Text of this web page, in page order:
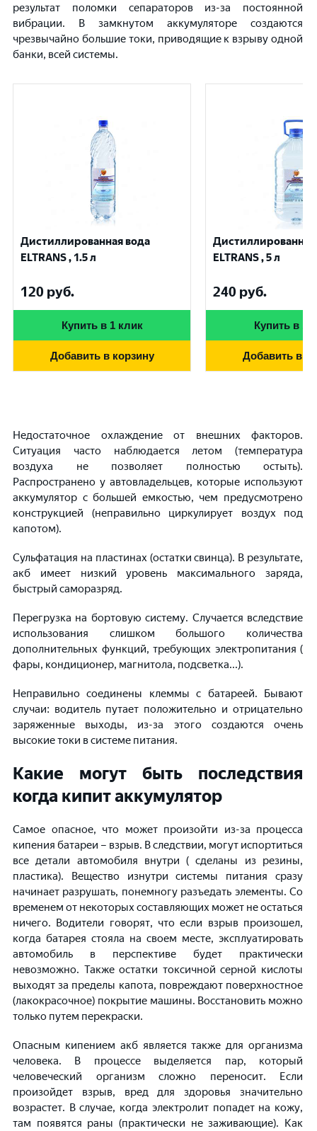
результат поломки сепараторов из-за постоянной
вибрации. В замкнутом аккумуляторе создаются
чрезвычайно большие токи, приводящие к взрыву одной
банки, всей системы.
Дистиллированная вода
ELTRANS , 1.5 л
120 руб.
Купить в 1 клик
Добавить в корзину
Дистиллированная
ELTRANS , 5 л
240 руб.
Купить в 1
Добавить в
Недостаточное охлаждение от внешних факторов.
Ситуация часто наблюдается летом (температура
воздуха не позволяет полностью остыть).
Распространено у автовладельцев, которые используют
аккумулятор с большей емкостью, чем предусмотрено
конструкцией (неправильно циркулирует воздух под
капотом).
Сульфатация на пластинах (остатки свинца). В результате,
акб имеет низкий уровень максимального заряда,
быстрый саморазряд.
Перегрузка на бортовую систему. Случается вследствие
использования слишком большого количества
дополнительных функций, требующих электропитания (
фары, кондиционер, магнитола, подсветка...).
Неправильно соединены клеммы с батареей. Бывают
случаи: водитель путает положительно и отрицательно
заряженные выходы, из-за этого создаются очень
высокие токи в системе питания.
Какие могут быть последствия
когда кипит аккумулятор
Самое опасное, что может произойти из-за процесса
кипения батареи – взрыв. В следствии, могут испортиться
все детали автомобиля внутри ( сделаны из резины,
пластика). Вещество изнутри системы питания сразу
начинает разрушать, понемногу разъедать элементы. Со
временем от некоторых составляющих может не остаться
ничего. Водители говорят, что если взрыв произошел,
когда батарея стояла на своем месте, эксплуатировать
автомобиль в перспективе будет практически
невозможно. Также остатки токсичной серной кислоты
выходят за пределы капота, повреждают поверхностное
(лакокрасочное) покрытие машины. Восстановить можно
только путем перекраски.
Опасным кипением акб является также для организма
человека. В процессе выделяется пар, который
человеческий организм сложно переносит. Если
произойдет взрыв, вред для здоровья значительно
возрастет. В случае, когда электролит попадет на кожу,
там появятся раны (практически не заживающие).
Как